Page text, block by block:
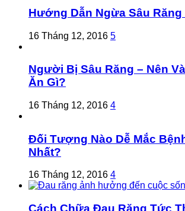
Hướng Dẫn Ngừa Sâu Răng
16 Tháng 12, 2016 5
Người Bị Sâu Răng – Nên
Ăn Gì?
16 Tháng 12, 2016 4
Đối Tượng Nào Dễ Mắc
Nhất?
16 Tháng 12, 2016 4
Cách Chữa Đau Răng Tức